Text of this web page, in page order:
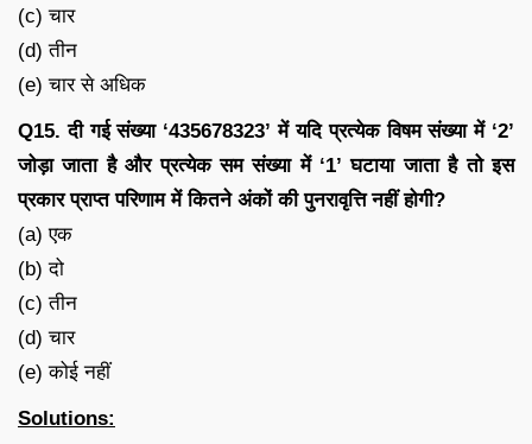
(c) चार
(d) तीन
(e) चार से अधिक
Q15. दी गई संख्या ‘435678323’ में यदि प्रत्येक विषम संख्या में ‘2’
जोड़ा जाता है और प्रत्येक सम संख्या में ‘1’ घटाया जाता है तो इस
प्रकार प्राप्त परिणाम में कितने अंकों की पुनरावृत्ति नहीं होगी?
(a) एक
(b) दो
(c) तीन
(d) चार
(e) कोई नहीं
Solutions: